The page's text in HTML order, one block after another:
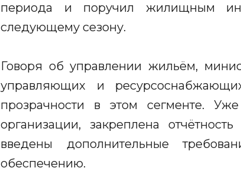
периода и поручил жилищным
следующему сезону.
Говоря об управлении жильём,
управляющих и
прозрачности в этом сегменте.
организации, закреплена
введены дополнительные
обеспечению.